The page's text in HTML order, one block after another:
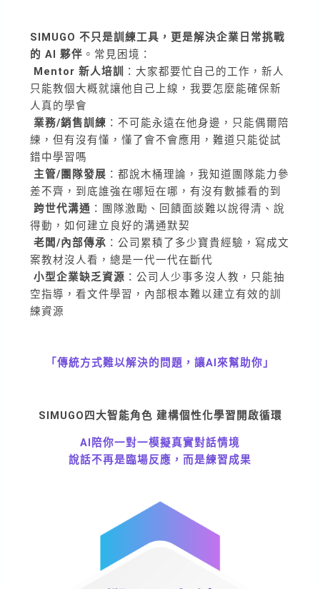
SIMUGO 不只是訓練工具，更是解決企業日常挑戰
的 AI 夥伴 。常見困境：
Mentor 新人培訓
：大家都要忙自己的工作，新人
只能教個大概就讓他自己上線，我要怎麼能確保新
人真的學會
業務/銷售訓練 ：不可能永遠在他身邊，只能偶爾陪
練，但有沒有懂，懂了會不會應用，難道只能從試
錯中學習嗎
主管/團隊發展 ：都說木桶理論，我知道團隊能力參
差不齊，到底誰強在哪短在哪，有沒有數據看的到
跨世代溝通 ：團隊激勵、回饋面談難以說得清、說
得動，如何建立良好的溝通默契
老闆/內部傳承 ：公司累積了多少寶貴經驗，寫成文
案教材沒人看，總是一代一代在斷代
小型企業缺乏資源 ：公司人少事多沒人教，只能抽
空指導，看文件學習，內部根本難以建立有效的訓
練資源
「傳統方式難以解決的問題，讓AI來幫助你」
SIMUGO四大智能角色 建構個性化學習開啟循環
AI陪你一對一模擬真實對話情境
說話不再是臨場反應，而是練習成果